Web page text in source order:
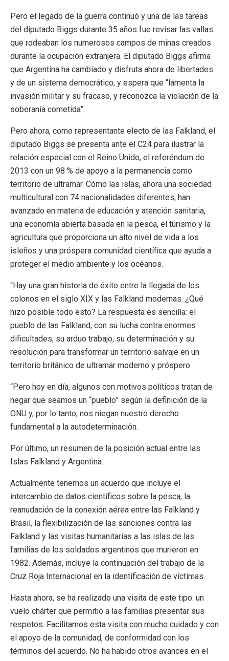
Pero el legado de la guerra continuó y una de las tareas
del diputado Biggs durante 35 años fue revisar las vallas
que rodeaban los numerosos campos de minas creados
durante la ocupación extranjera. El diputado Biggs afirma
que Argentina ha cambiado y disfruta ahora de libertades
y de un sistema democrático, y espera que “lamenta la
invasión militar y su fracaso, y reconozca la violación de la
soberanía cometida”.
Pero ahora, como representante electo de las Falkland, el
diputado Biggs se presenta ante el C24 para ilustrar la
relación especial con el Reino Unido, el referéndum de
2013 con un 98 % de apoyo a la permanencia como
territorio de ultramar. Cómo las islas, ahora una sociedad
multicultural con 74 nacionalidades diferentes, han
avanzado en materia de educación y atención sanitaria,
una economía abierta basada en la pesca, el turismo y la
agricultura que proporciona un alto nivel de vida a los
isleños y una próspera comunidad científica que ayuda a
proteger el medio ambiente y los océanos.
“Hay una gran historia de éxito entre la llegada de los
colonos en el siglo XIX y las Falkland modernas. ¿Qué
hizo posible todo esto? La respuesta es sencilla: el
pueblo de las Falkland, con su lucha contra enormes
dificultades, su arduo trabajo, su determinación y su
resolución para transformar un territorio salvaje en un
territorio británico de ultramar moderno y próspero.
“Pero hoy en día, algunos con motivos políticos tratan de
negar que seamos un “pueblo” según la definición de la
ONU y, por lo tanto, nos niegan nuestro derecho
fundamental a la autodeterminación.
Por último, un resumen de la posición actual entre las
Islas Falkland y Argentina.
Actualmente tenemos un acuerdo que incluye el
intercambio de datos científicos sobre la pesca, la
reanudación de la conexión aérea entre las Falkland y
Brasil, la flexibilización de las sanciones contra las
Falkland y las visitas humanitarias a las islas de las
familias de los soldados argentinos que murieron en
1982. Además, incluye la continuación del trabajo de la
Cruz Roja Internacional en la identificación de víctimas.
Hasta ahora, se ha realizado una visita de este tipo: un
vuelo chárter que permitió a las familias presentar sus
respetos. Facilitamos esta visita con mucho cuidado y con
el apoyo de la comunidad, de conformidad con los
términos del acuerdo. No ha habido otros avances en el